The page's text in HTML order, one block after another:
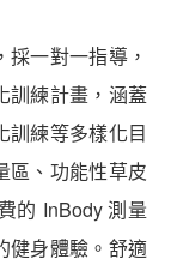
一對一指導，
訓練計畫，涵蓋
訓練等多樣化目
區、功能性草皮
的 InBody 測量
健身體驗。舒適